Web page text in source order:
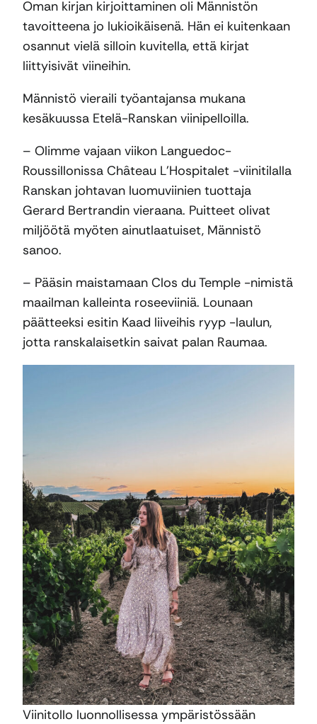
Oman kirjan kirjoittaminen oli Männistön
tavoitteena jo lukioikäisenä. Hän ei kuitenkaan
osannut vielä silloin kuvitella, että kirjat
liittyisivät viineihin.
Männistö vieraili työantajansa mukana
kesäkuussa Etelä-Ranskan viinipelloilla.
– Olimme vajaan viikon Languedoc-
Roussillonissa Château L’Hospitalet -viinitilalla
Ranskan johtavan luomuviinien tuottaja
Gerard Bertrandin vieraana. Puitteet olivat
miljöötä myöten ainutlaatuiset, Männistö
sanoo.
– Pääsin maistamaan Clos du Temple -nimistä
maailman kalleinta roseeviiniä. Lounaan
päätteeksi esitin Kaad liiveihis ryyp -laulun,
jotta ranskalaisetkin saivat palan Raumaa.
Viinitollo luonnollisessa ympäristössään